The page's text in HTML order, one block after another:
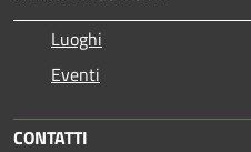
Luoghi
Eventi
CONTATTI